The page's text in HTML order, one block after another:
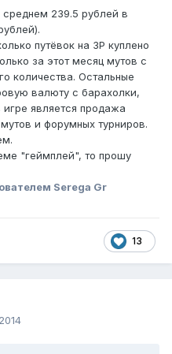
среднем 239.5 рублей в
путёвок на ЗР куплено
за этот месяц мутов с
количества. Остальные
валюту с барахолки,
является продажа
и форумных турниров.
"геймплей", то прошу
Serega Gr
13